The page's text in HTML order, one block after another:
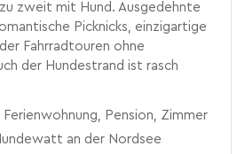
zweit mit Hund. Ausgedehnte
Picknicks, einzigartige
Fahrradtouren ohne
der Hundestrand ist rasch
Ferienwohnung, Pension, Zimmer
an der Nordsee